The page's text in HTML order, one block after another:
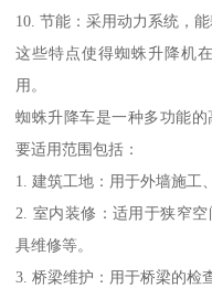
10. 节能：采用动力系统，
这些特点使得蜘蛛升降机
用。
蜘蛛升降车是一种多功能
要适用范围包括：
1. 建筑工地：用于外墙施工
2. 室内装修：适用于狭窄
具维修等。
3. 桥梁维护：用于桥梁的检